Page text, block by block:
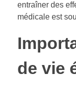
entraîner des
médicale est
de vie